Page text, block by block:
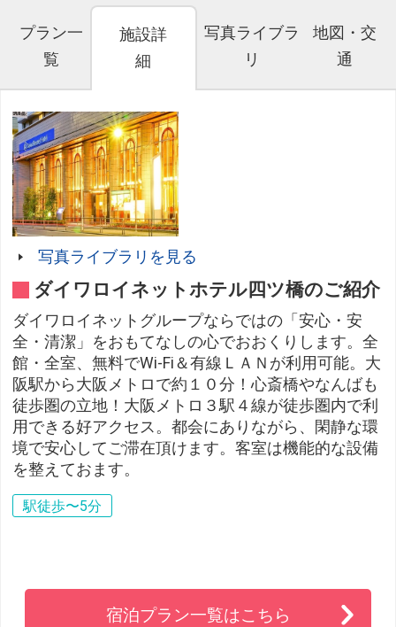
プラン一
覧
施設詳
細
写真ライブラ
リ
地図・交
通
写真ライブラリを見る
ダイワロイネットホテル四ツ橋のご紹介
ダイワロイネットグループならではの「安心・安
全・清潔」をおもてなしの心でおおくりします。全
館・全室、無料でWi-Fi＆有線ＬＡＮが利用可能。大
阪駅から大阪メトロで約１０分！心斎橋やなんばも
徒歩圏の立地！大阪メトロ３駅４線が徒歩圏内で利
用できる好アクセス。都会にありながら、閑静な環
境で安心してご滞在頂けます。客室は機能的な設備
を整えておます。
駅徒歩〜5分
宿泊プラン一覧はこちら